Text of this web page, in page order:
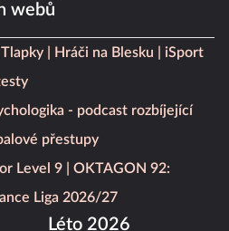
webů
Tlapky Hráči na Blesku
iSport
- podcast rozbíjející
přestupy
Level 9
OKTAGON 92:
Liga 2026/27
Léto 2026